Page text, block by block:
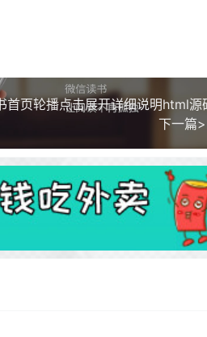
首页轮播点击展开详细说明html源
下一篇